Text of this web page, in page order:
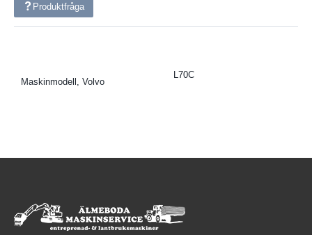
Produktfråga
Maskinmodell, Volvo
L70C